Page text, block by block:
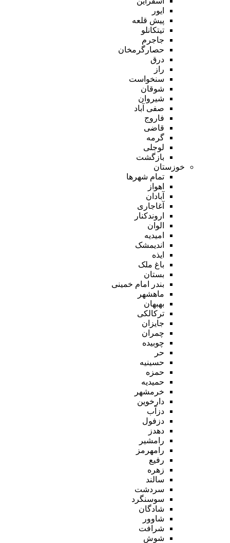
ایور
پیش قلعه
تیتکانلو
جاجرم
حصارگرمخان
درق
راز
سنخواست
شوقان
شیروان
صفی آباد
فاروج
قاضی
گرمه
لوجلی
بازگشت
خوزستان
تمام شهر‌ها
اهواز
آبادان
آغاجاری
اروندکنار
الوان
امیدیه
اندیمشک
ایذه
باغ ملک
بستان
بندر امام خمینی
ماهشهر
بهبهان
ترکالکی
جایزان
چمران
چوبیده
حر
حسینیه
حمزه
حمیدیه
خرمشهر
دارخوین
دزآب
دزفول
دهدز
رامشیر
رامهرمز
رفیع
زهره
سالند
سردشت
سوسنگرد
شادگان
شاوور
شرافت
شوش